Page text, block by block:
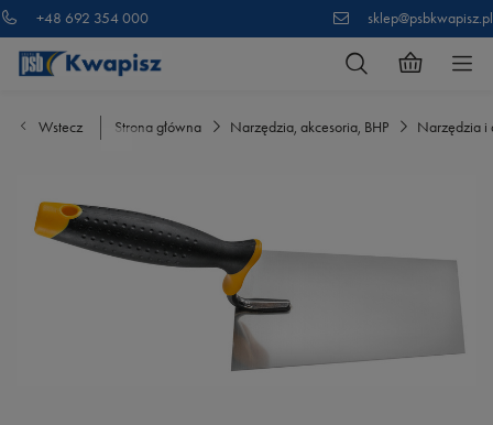
+48 692 354 000 sklep@psbkwapisz.pl
Wstecz Strona główna Narzędzia, akcesoria, BHP Narzędzia i